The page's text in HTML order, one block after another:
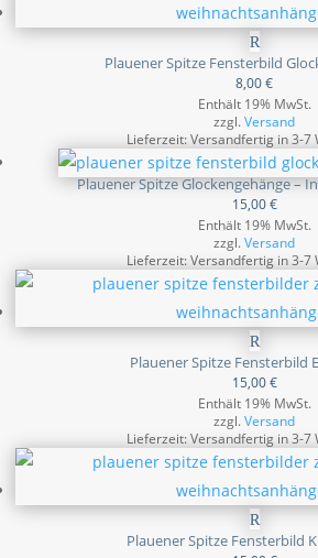
Plauener Spitze Fensterbild
8,00€
Enthält 19% MwSt.
zzgl.Versand
Lieferzeit: Versandfertig in 3-7
Plauener Spitze Glockengehänge –
15,00€
Enthält 19% MwSt.
zzgl.Versand
Lieferzeit: Versandfertig in 3-7
Plauener Spitze Fensterbild
15,00€
Enthält 19% MwSt.
zzgl.Versand
Lieferzeit: Versandfertig in 3-7
Plauener Spitze Fensterbild